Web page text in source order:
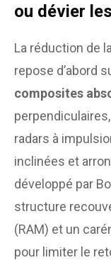
ou dévier
La réduction de
repose d’abord
composites
radars à
inclinées et
développé par
structure
(RAM) et un
pour limiter le